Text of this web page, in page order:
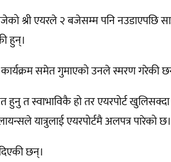
श्री एयरले २ बजेसम्म पनि नउडाएपछि
हुन्।
समेत गुमाएको उनले स्मरण गरेकी
हुनु त स्वाभाविकै हो तर एयरपोर्ट
यात्रुलाई एयरपोर्टमै अलपत्र पारेको
छन्।